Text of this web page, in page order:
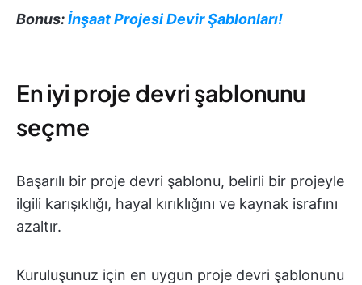
Bonus:İnşaat Projesi Devir Şablonları!
En iyi proje devri şablonunu
seçme
Başarılı bir proje devri şablonu, belirli bir projeyle
ilgili karışıklığı, hayal kırıklığını ve kaynak israfını
azaltır.
Kuruluşunuz için en uygun proje devri şablonunu